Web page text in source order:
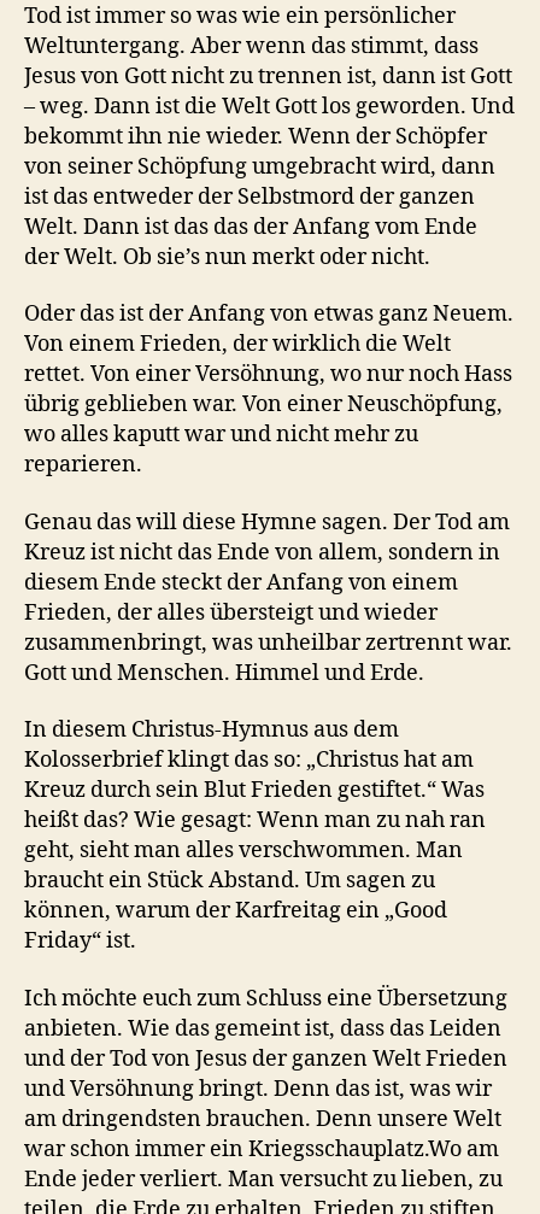
Tod ist immer so was wie ein persönlicher
Weltuntergang. Aber wenn das stimmt, dass
Jesus von Gott nicht zu trennen ist, dann ist Gott
– weg. Dann ist die Welt Gott los geworden. Und
bekommt ihn nie wieder. Wenn der Schöpfer
von seiner Schöpfung umgebracht wird, dann
ist das entweder der Selbstmord der ganzen
Welt. Dann ist das das der Anfang vom Ende
der Welt. Ob sie’s nun merkt oder nicht.
Oder das ist der Anfang von etwas ganz Neuem.
Von einem Frieden, der wirklich die Welt
rettet. Von einer Versöhnung, wo nur noch Hass
übrig geblieben war. Von einer Neuschöpfung,
wo alles kaputt war und nicht mehr zu
reparieren.
Genau das will diese Hymne sagen. Der Tod am
Kreuz ist nicht das Ende von allem, sondern in
diesem Ende steckt der Anfang von einem
Frieden, der alles übersteigt und wieder
zusammenbringt, was unheilbar zertrennt war.
Gott und Menschen. Himmel und Erde.
In diesem Christus-Hymnus aus dem
Kolosserbrief klingt das so: „Christus hat am
Kreuz durch sein Blut Frieden gestiftet.“ Was
heißt das? Wie gesagt: Wenn man zu nah ran
geht, sieht man alles verschwommen. Man
braucht ein Stück Abstand. Um sagen zu
können, warum der Karfreitag ein „Good
Friday“ ist.
Ich möchte euch zum Schluss eine Übersetzung
anbieten. Wie das gemeint ist, dass das Leiden
und der Tod von Jesus der ganzen Welt Frieden
und Versöhnung bringt. Denn das ist, was wir
am dringendsten brauchen. Denn unsere Welt
war schon immer ein Kriegsschauplatz.Wo am
Ende jeder verliert. Man versucht zu lieben, zu